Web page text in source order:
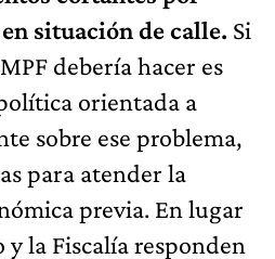
situación de calle. Si
debería hacer es
orientada a
sobre ese problema,
para atender la
previa. En lugar
y la Fiscalía responden